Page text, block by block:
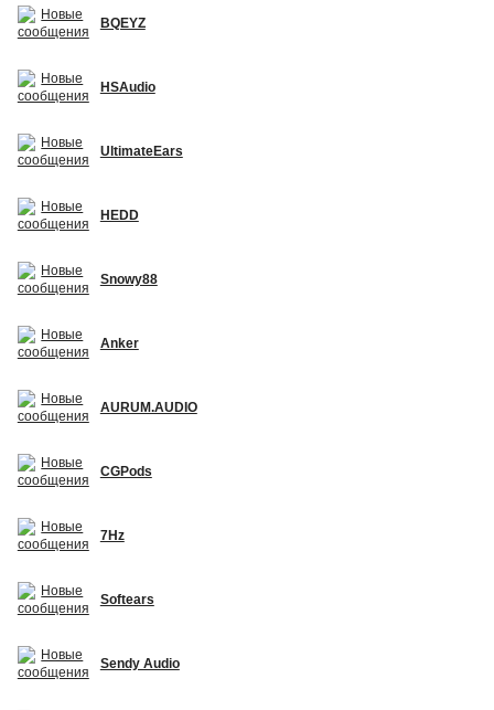
BQEYZ
HSAudio
UltimateEars
HEDD
Snowy88
Anker
AURUM.AUDIO
CGPods
7Hz
Softears
Sendy Audio